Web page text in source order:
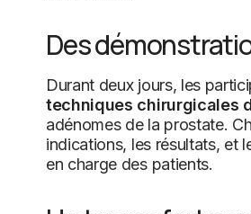
Des
Durant deux jours, les
techniques chirurgicales
adénomes de la prostate.
indications, les résultats, et
en charge des patients.